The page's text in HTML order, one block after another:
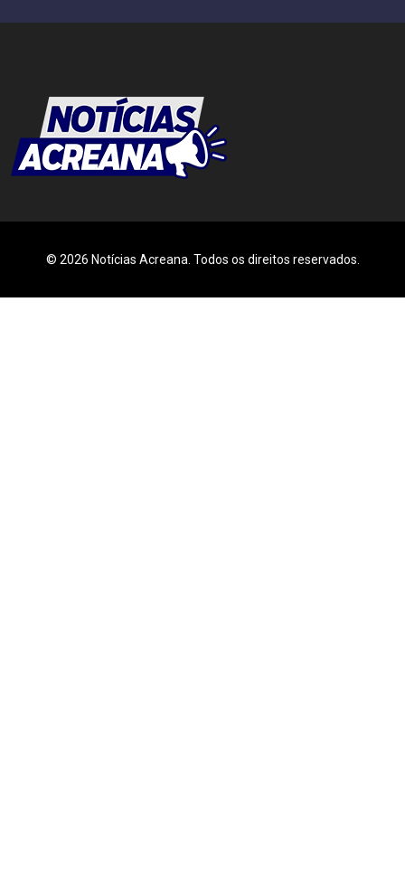
© 2026 Notícias Acreana. Todos os direitos reservados.